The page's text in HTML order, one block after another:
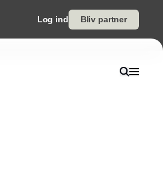
Log ind Bliv partner